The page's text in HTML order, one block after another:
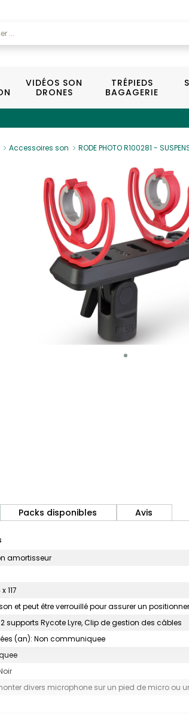
VIDÉOS SON
DRONES
TRÉPIEDS
BAGAGERIE
Accessoires son RODE PHOTO R100281 -
Packs disponibles Avis
amortisseur
117
et peut être verrouillé pour assurer un
supports Rycote Lyre, Clip de gestion des câbles
(an): Non communiquee
divers microphone sur un pied de micro ou